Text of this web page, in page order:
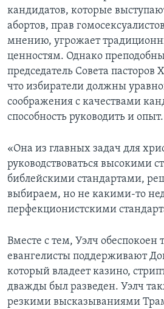
кандидатов, которые
абортов, прав
мнению, угрожает
ценностям. Однако
председатель Совета пасторов
что избиратели должны
соображения с качествами
способность руководить и опыт.
«Она из главных задач для
руководствоваться высокими
библейскими стандартами,
выбираем, но не какими-то
перфекционистскими
Вместе с тем, Уэлч обеспокоен
евангелисты поддерживают
который владеет казино,
дважды был разведен. Уэлч
резкими высказываниями